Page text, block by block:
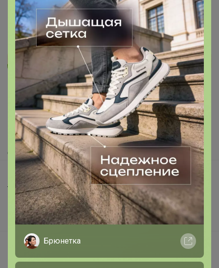
Реклама
Как здесь все устроено?
Как сделать заказ?
Как получить?
Доставка
Шоурумы
Торговые марки
Наша команда
В наличии
Подарочные сертификаты
Реклама на сайте
Брюнетка